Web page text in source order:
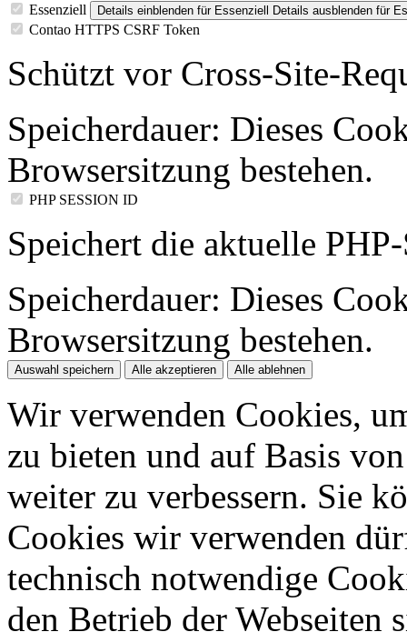
Essenziell Details einblenden für Essenziell Details ausblenden für
Contao HTTPS CSRF Token
Schützt vor Cross-Site-
Speicherdauer: Dieses
Browsersitzung bestehen.
PHP SESSION ID
Speichert die aktuelle
Speicherdauer: Dieses
Browsersitzung bestehen.
Auswahl speichern Alle akzeptieren Alle ablehnen
Wir verwenden Cookies,
zu bieten und auf Basis
weiter zu verbessern. Sie
Cookies wir verwenden
technisch notwendige
den Betrieb der Webseiten